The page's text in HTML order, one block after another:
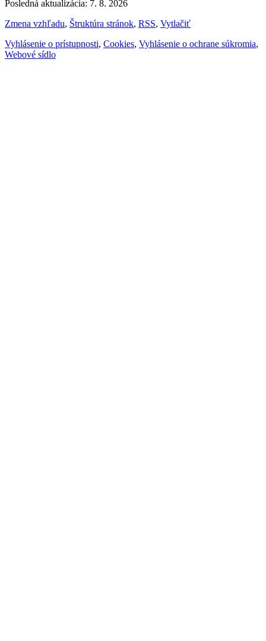
Posledná aktualizácia: 7. 8. 2026
Zmena vzhľadu, Štruktúra stránok, RSS, Vytlačiť
Vyhlásenie o prístupnosti, Cookies, Vyhlásenie o ochrane súkromia,
Webové sídlo